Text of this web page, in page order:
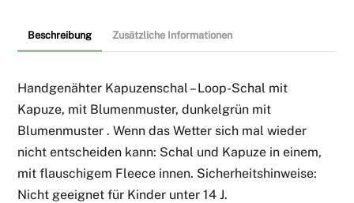
Beschreibung Zusätzliche Informationen
Handgenähter Kapuzenschal – Loop-Schal mit
Kapuze, mit Blumenmuster, dunkelgrün mit
Blumenmuster . Wenn das Wetter sich mal wieder
nicht entscheiden kann: Schal und Kapuze in einem,
mit flauschigem Fleece innen. Sicherheitshinweise:
Nicht geeignet für Kinder unter 14 J.